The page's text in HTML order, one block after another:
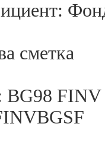
сметка
FINV